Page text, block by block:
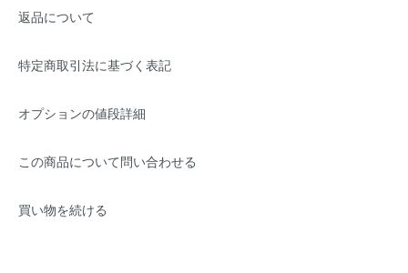
返品について
特定商取引法に基づく表記
オプションの値段詳細
この商品について問い合わせる
買い物を続ける